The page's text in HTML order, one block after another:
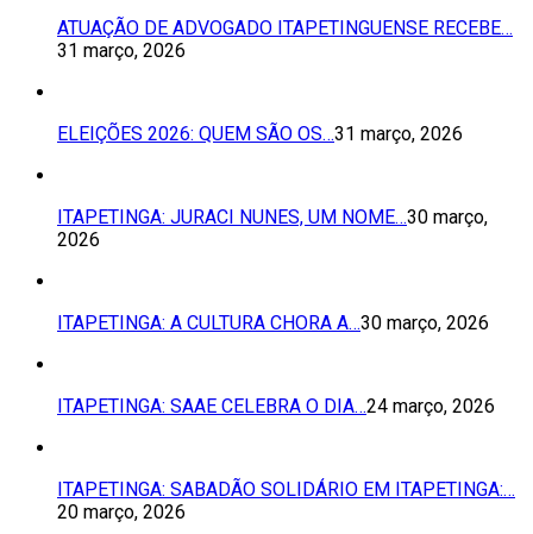
ATUAÇÃO DE ADVOGADO ITAPETINGUENSE RECEBE…
31 março, 2026
ELEIÇÕES 2026: QUEM SÃO OS…31 março, 2026
ITAPETINGA: JURACI NUNES, UM NOME…30 março,
2026
ITAPETINGA: A CULTURA CHORA A…30 março, 2026
ITAPETINGA: SAAE CELEBRA O DIA…24 março, 2026
ITAPETINGA: SABADÃO SOLIDÁRIO EM ITAPETINGA:…
20 março, 2026